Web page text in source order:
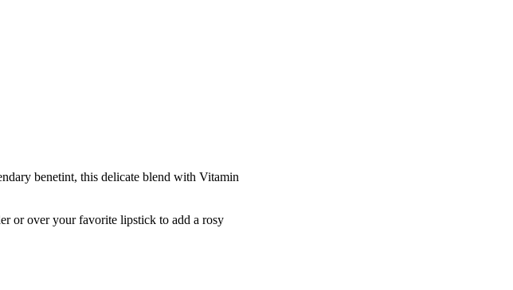
benetint, this delicate blend with Vitamin
or over your favorite lipstick to add a rosy